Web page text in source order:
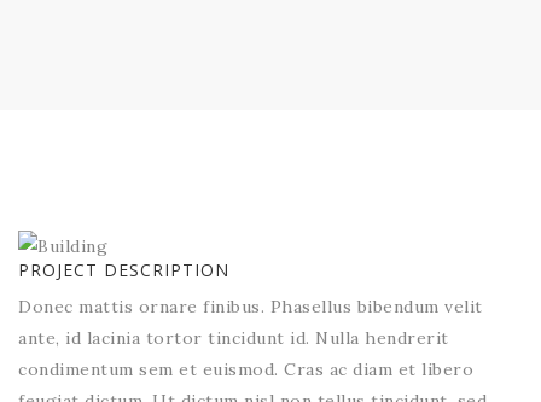
PROJECT DESCRIPTION
Donec mattis ornare finibus. Phasellus bibendum velit
ante, id lacinia tortor tincidunt id. Nulla hendrerit
condimentum sem et euismod. Cras ac diam et libero